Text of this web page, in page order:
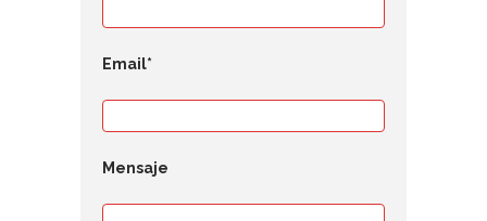
Email*
Mensaje